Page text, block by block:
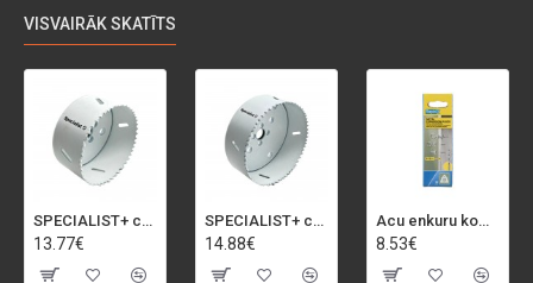
VISVAIRĀK SKATĪTS
SPECIALIST+ caurumu zāģis BI-METAL, 92 mm
13.77€
SPECIALIST+ caurumu zāģis BI-METAL, 98 mm
14.88€
Acu enkuru komplekts, 3-13 mm, Rapid, 12 gab.
8.53€